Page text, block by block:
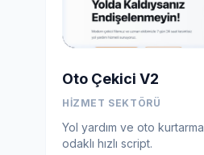
Oto Çekici V2
HIZMET SEKTÖRÜ
Yol yardım ve oto
odaklı hızlı script.